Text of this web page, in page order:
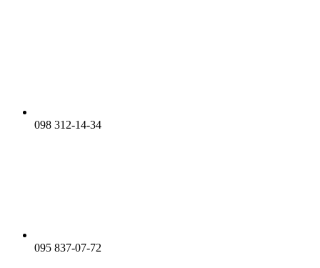
098 312-14-34
095 837-07-72